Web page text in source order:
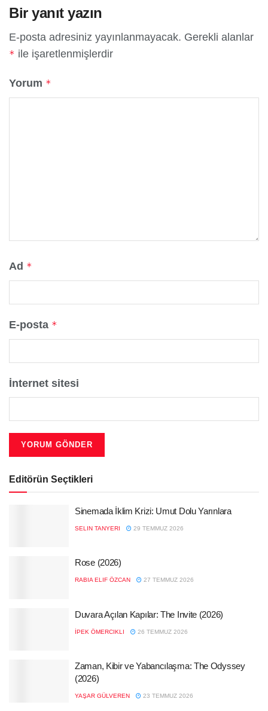
Bir yanıt yazın
E-posta adresiniz yayınlanmayacak. Gerekli alanlar
* ile işaretlenmişlerdir
Yorum *
Ad *
E-posta *
İnternet sitesi
Editörün Seçtikleri
Sinemada İklim Krizi: Umut Dolu Yarınlara
SELIN TANYERI 29 TEMMUZ 2026
Rose (2026)
RABIA ELIF ÖZCAN 27 TEMMUZ 2026
Duvara Açılan Kapılar: The Invite (2026)
İPEK ÖMERCIKLI 26 TEMMUZ 2026
Zaman, Kibir ve Yabancılaşma: The Odyssey
(2026)
YAŞAR GÜLVEREN 23 TEMMUZ 2026